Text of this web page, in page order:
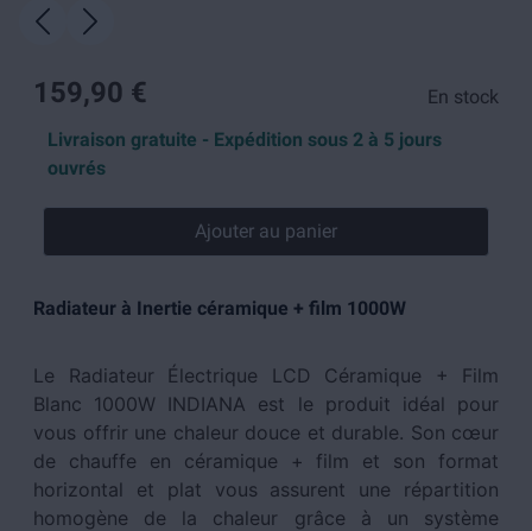
159,90 €
En stock
Livraison gratuite - Expédition sous 2 à 5 jours
ouvrés
Ajouter au panier
Radiateur à Inertie céramique + film 1000W
Le Radiateur Électrique LCD Céramique + Film
Blanc 1000W INDIANA est le produit idéal pour
vous offrir une chaleur douce et durable. Son cœur
de chauffe en céramique + film et son format
horizontal et plat vous assurent une répartition
homogène de la chaleur grâce à un système